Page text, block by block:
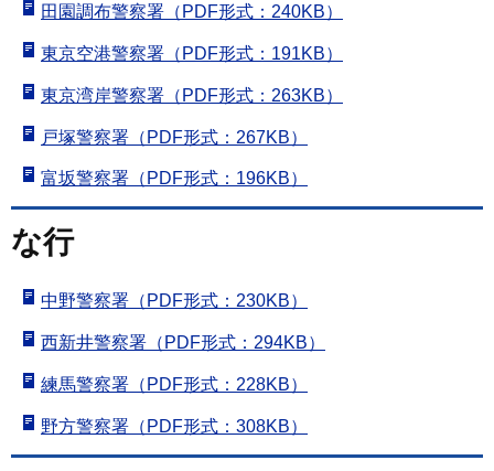
田園調布警察署（PDF形式：240KB）
東京空港警察署（PDF形式：191KB）
東京湾岸警察署（PDF形式：263KB）
戸塚警察署（PDF形式：267KB）
富坂警察署（PDF形式：196KB）
な行
中野警察署（PDF形式：230KB）
西新井警察署（PDF形式：294KB）
練馬警察署（PDF形式：228KB）
野方警察署（PDF形式：308KB）